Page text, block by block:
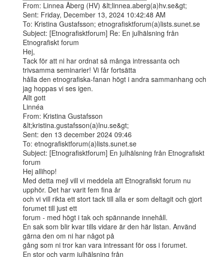
From: Linnea Åberg (HV) &lt;linnea.aberg(a)hv.se&gt;
Sent: Friday, December 13, 2024 10:42:48 AM
To: Kristina Gustafsson; etnografisktforum(a)lists.sunet.se
Subject: [Etnografisktforum] Re: En julhälsning från
Etnografiskt forum
Hej,
Tack för att ni har ordnat så många intressanta och
trivsamma seminarier! Vi får fortsätta
hålla den etnografiska-fanan högt i andra sammanhang och
jag hoppas vi ses igen.
Allt gott
Linnéa
From: Kristina Gustafsson
&lt;kristina.gustafsson(a)lnu.se&gt;
Sent: den 13 december 2024 09:46
To: etnografisktforum(a)lists.sunet.se
Subject: [Etnografisktforum] En julhälsning från Etnografiskt
forum
Hej allihop!
Med detta mejl vill vi meddela att Etnografiskt forum nu
upphör. Det har varit fem fina år
och vi vill rikta ett stort tack till alla er som deltagit och gjort
forumet till just ett
forum - med högt i tak och spännande innehåll.
En sak som blir kvar tills vidare är den här listan. Använd
gärna den om ni har något på
gång som ni tror kan vara intressant för oss i forumet.
En stor och varm julhälsning från